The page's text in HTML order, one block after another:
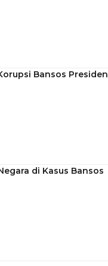
Bansos Presiden
di Kasus Bansos